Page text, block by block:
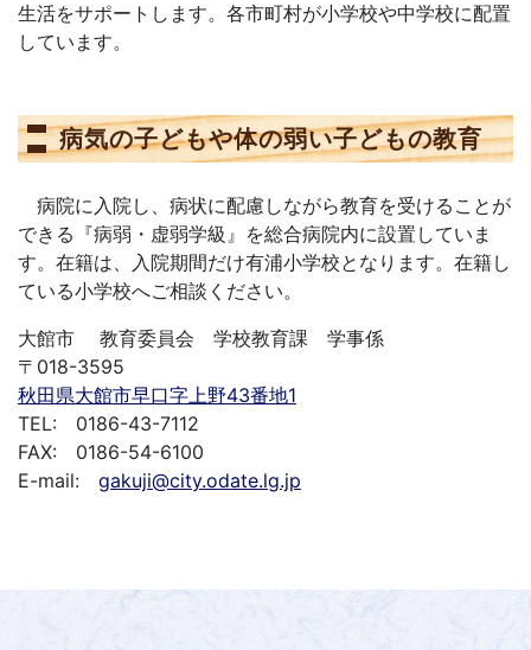
生活をサポートします。各市町村が小学校や中学校に配置
しています。
病気の子どもや体の弱い子どもの教育
病院に入院し、病状に配慮しながら教育を受けることが
できる『病弱・虚弱学級』を総合病院内に設置していま
す。在籍は、入院期間だけ有浦小学校となります。在籍し
ている小学校へご相談ください。
大館市 教育委員会 学校教育課 学事係
〒018-3595
秋田県大館市早口字上野43番地1
TEL: 0186-43-7112
FAX: 0186-54-6100
E-mail: gakuji@city.odate.lg.jp